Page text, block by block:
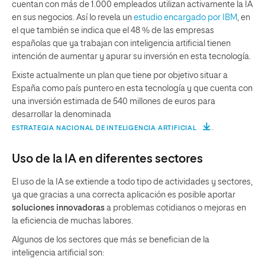
cuentan con más de 1.000 empleados utilizan activamente la IA
en sus negocios. Así lo revela un estudio encargado por IBM, en
el que también se indica que el 48 % de las empresas
españolas que ya trabajan con inteligencia artificial tienen
intención de aumentar y apurar su inversión en esta tecnología.
Existe actualmente un plan que tiene por objetivo situar a
España como país puntero en esta tecnología y que cuenta con
una inversión estimada de 540 millones de euros para
desarrollar la denominada
ESTRATEGIA NACIONAL DE INTELIGENCIA ARTIFICIAL .
Uso de la IA en diferentes sectores
El uso de la IA se extiende a todo tipo de actividades y sectores,
ya que gracias a una correcta aplicación es posible aportar
soluciones innovadoras a problemas cotidianos o mejoras en
la eficiencia de muchas labores.
Algunos de los sectores que más se benefician de la
inteligencia artificial son: